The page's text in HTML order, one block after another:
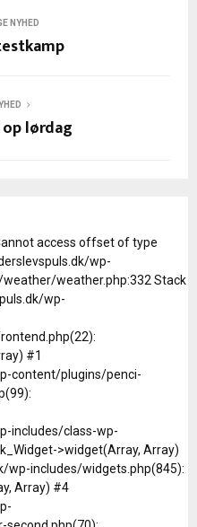
NYHED
lørdag
access offset of type
wp-
weather.php:332 Stack
wp-
#1
content/plugins/penci-
includes/class-wp-
>widget(Array, Array)
includes/widgets.php(845):
Array) #4